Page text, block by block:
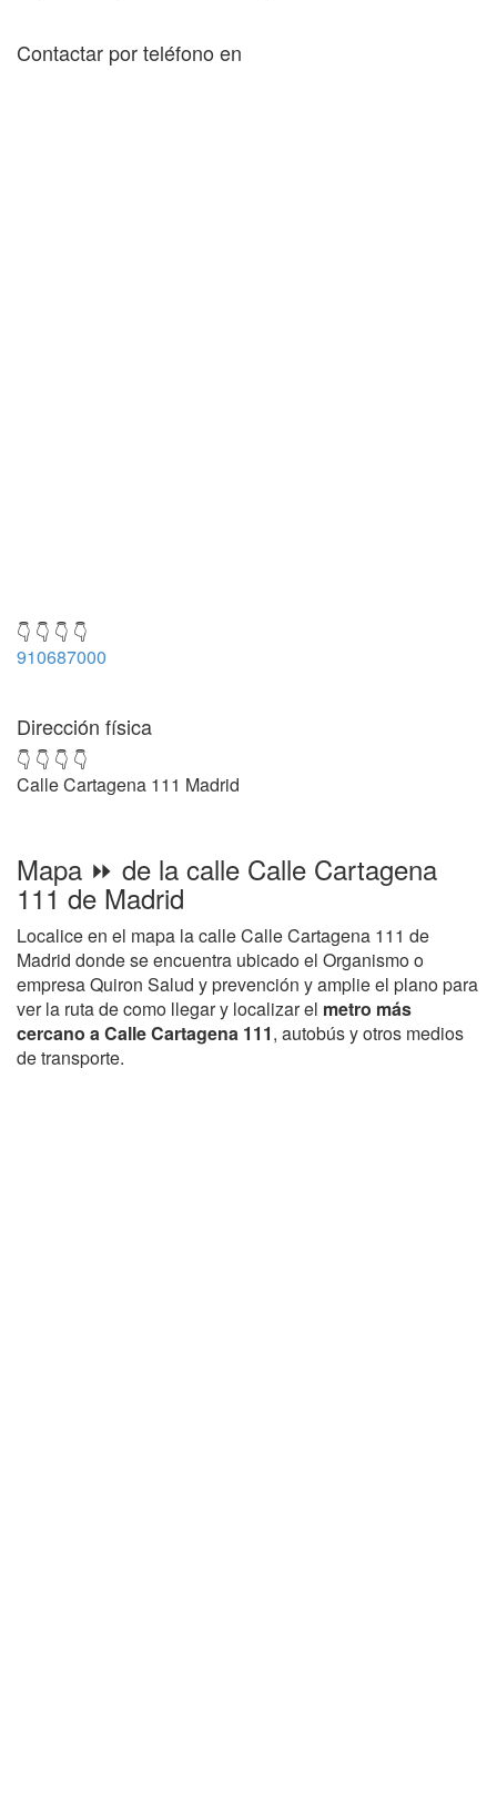
Contactar por teléfono en
👇 👇 👇 👇
910687000
Dirección física
👇 👇 👇 👇
Calle Cartagena 111 Madrid
Mapa ⏩ de la calle Calle Cartagena
111 de Madrid
Localice en el mapa la calle Calle Cartagena 111 de
Madrid donde se encuentra ubicado el Organismo o
empresa Quiron Salud y prevención y amplie el plano para
ver la ruta de como llegar y localizar el metro más
cercano a Calle Cartagena 111, autobús y otros medios
de transporte.